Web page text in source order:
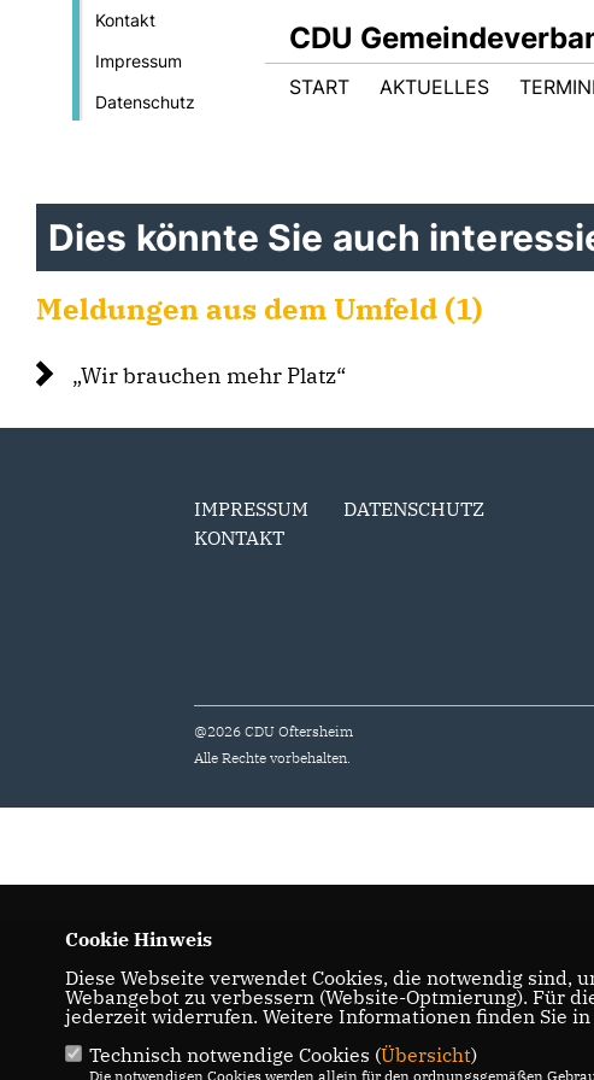
Kontakt
Impressum
Datenschutz
CDU
START AKTUELLES
Dies könnte Sie auch
Meldungen aus dem Umfeld (1)
Wir brauchen mehr Platz“
IMPRESSUM
DATENSCHUTZ
KONTAKT
@2026 CDU Oftersheim
Alle Rechte vorbehalten.
Cookie Hinweis
Diese Webseite verwendet Cookies, die notwendig
Webangebot zu verbessern (Website-Optmierung). Für
jederzeit widerrufen. Weitere Informationen finden Sie
Technisch notwendige Cookies (Übersicht)
Die notwendigen Cookies werden allein für den ordnungsgemäßen